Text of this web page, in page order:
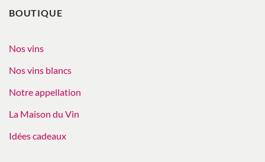
BOUTIQUE
Nos vins
Nos vins blancs
Notre appellation
La Maison du Vin
Idées cadeaux